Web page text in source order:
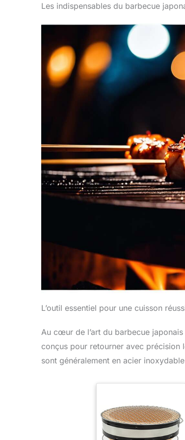
Les indispensables du barbecue
L’outil essentiel pour une cuisson
Au cœur de l’art du barbecue
conçus pour retourner avec précision
sont généralement en acier